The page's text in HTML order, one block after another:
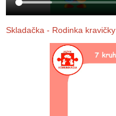
Skladačka - Rodinka kravičky